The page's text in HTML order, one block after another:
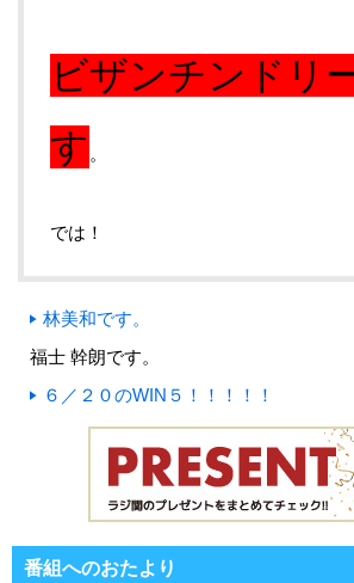
ビザンチンドリ
す 。
では！
林美和です。
福士 幹朗です。
６／２０のWIN５！！！！！
番組へのおたより